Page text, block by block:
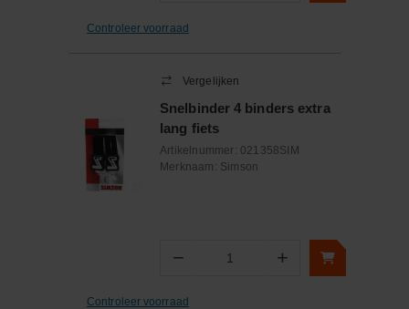
Controleer voorraad
Vergelijken
Snelbinder 4 binders extra
lang fiets
Artikelnummer: 021358SIM
Merknaam: Simson
− Aantal +
Controleer voorraad